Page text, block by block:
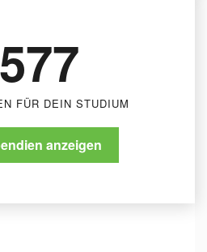
FÜR DEIN STUDIUM
anzeigen